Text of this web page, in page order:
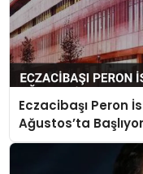
Eczacibaşı Peron
Ağustos’ta Başlıyor